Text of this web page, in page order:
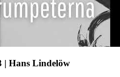
| Hans Lindelöw